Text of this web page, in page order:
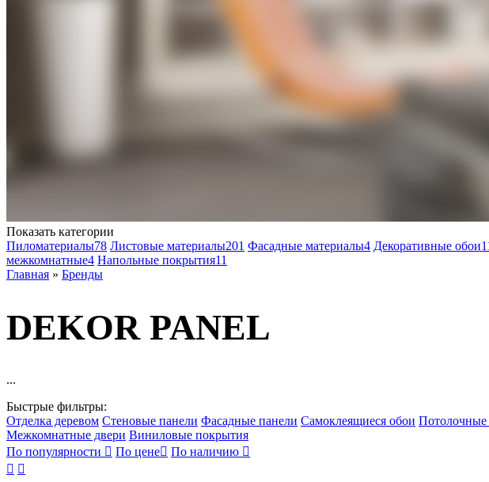
Показать категории
Пиломатериалы78 Листовые материалы201 Фасадные материалы4 Декоративные обои
межкомнатные4 Напольные покрытия11
Главная » Бренды
DEKOR PANEL
...
Быстрые фильтры:
Отделка деревом Стеновые панели Фасадные панели Самоклеящиеся обои
Межкомнатные двери Виниловые покрытия
По популярности  По цене По наличию 
 